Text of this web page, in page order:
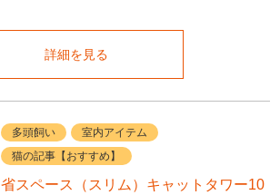
詳細を見る
多頭飼い
室内アイテム
猫の記事【おすすめ】
省スペース（スリム）キャットタワー10